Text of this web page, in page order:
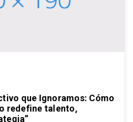
que Ignoramos: Cómo
redefine talento,